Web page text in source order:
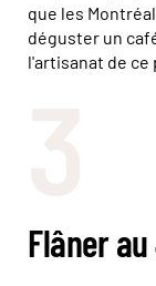
que les
déguster un
l'artisanat de ce
Flâner